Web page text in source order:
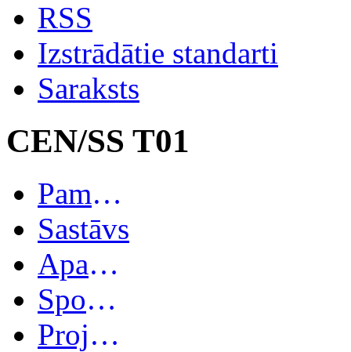
RSS
Izstrādātie standarti
Saraksts
CEN/SS T01
Pamatinformācija
Sastāvs
Apakškomitejas
Spoguļkomitejas
Projekti